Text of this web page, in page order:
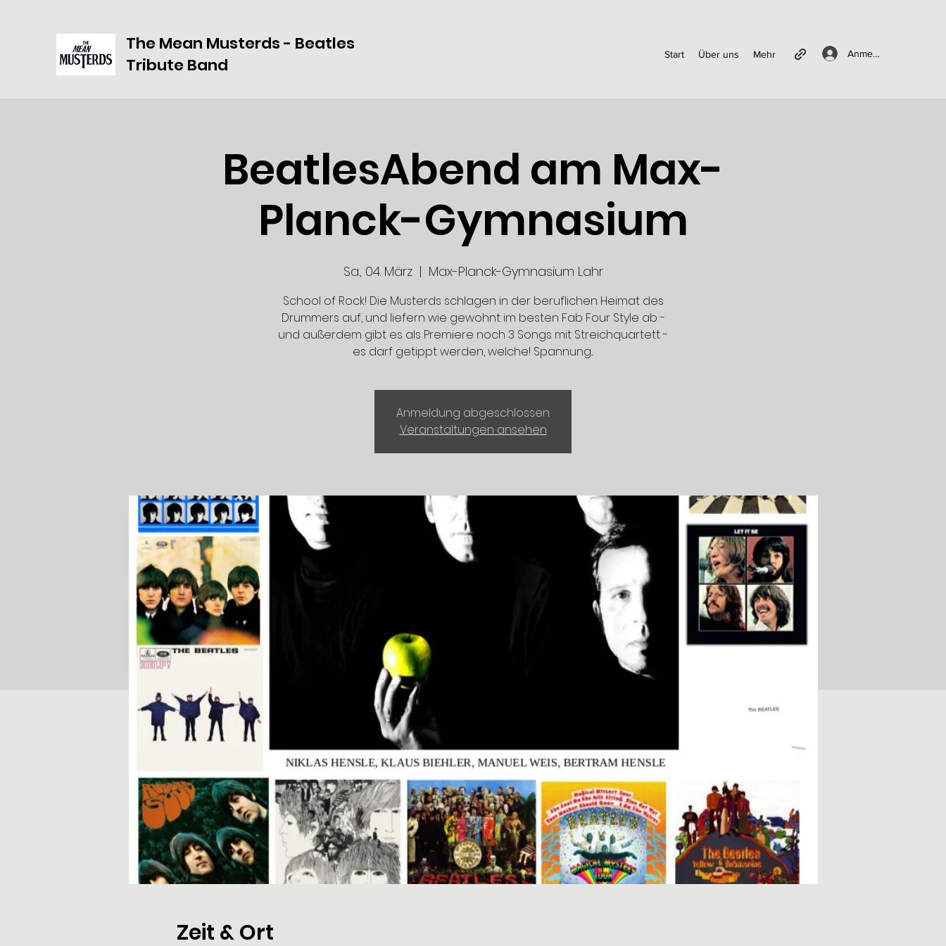
The Mean Musterds - Beatles
Tribute Band
Start Über uns Mehr Anmelden
BeatlesAbend am Max-
Planck-Gymnasium
Sa., 04. März
  |
Max-Planck-Gymnasium Lahr
School of Rock! Die Musterds schlagen in der beruflichen Heimat des
Drummers auf, und liefern wie gewohnt im besten Fab Four Style ab -
und außerdem gibt es als Premiere noch 3 Songs mit Streichquartett -
es darf getippt werden, welche! Spannung...
Anmeldung abgeschlossen
Veranstaltungen ansehen
Zeit & Ort